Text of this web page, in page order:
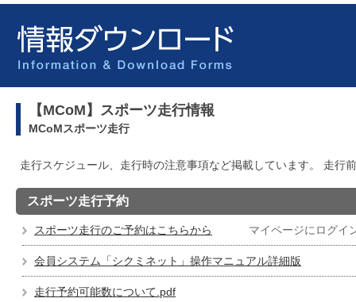
【MCoM】スポーツ走行情報
MCoMスポーツ走行
走行スケジュール、走行時の注意事項など掲載しています。 走行
スポーツ走行予約
スポーツ走行のご予約はこちらから マイページにログイ
会員システム「シクミネット」操作マニュアル詳細版
走行予約可能数について.pdf